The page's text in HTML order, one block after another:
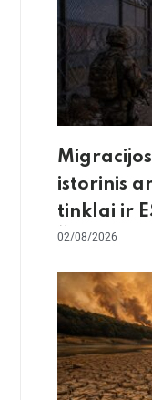
istorinis
tinklai ir
Šengeno
02/08/2026